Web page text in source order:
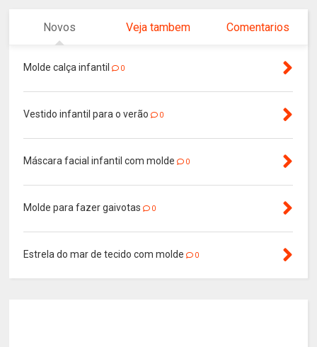
Novos Veja tambem Comentarios
Molde calça infantil 0
Vestido infantil para o verão 0
Máscara facial infantil com molde 0
Molde para fazer gaivotas 0
Estrela do mar de tecido com molde 0